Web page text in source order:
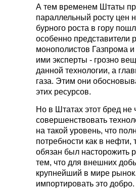
А тем временем Штаты
параллельный росту цен
бурного роста в гору
особенно представители
монополистов Газпрома
ими эксперты - грозно
данной технологии, а
газа. Этим они
этих ресурсов.
Но в Штатах этот бред не
совершенствовать
на такой уровень, что
потребности как в нефти,
обязан был насторожить
тем, что для внешних
крупнейший в мире
импортировать это добро.